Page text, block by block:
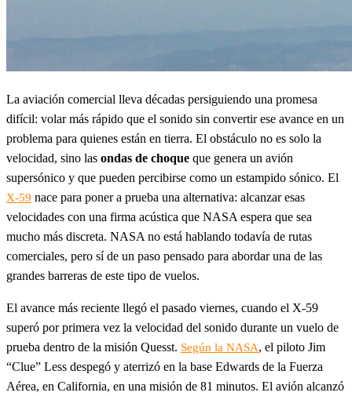
La aviación comercial lleva décadas persiguiendo una promesa
difícil: volar más rápido que el sonido sin convertir ese avance en un
problema para quienes están en tierra. El obstáculo no es solo la
velocidad, sino las ondas de choque que genera un avión
supersónico y que pueden percibirse como un estampido sónico. El
X-59 nace para poner a prueba una alternativa: alcanzar esas
velocidades con una firma acústica que NASA espera que sea
mucho más discreta. NASA no está hablando todavía de rutas
comerciales, pero sí de un paso pensado para abordar una de las
grandes barreras de este tipo de vuelos.
El avance más reciente llegó el pasado viernes, cuando el X-59
superó por primera vez la velocidad del sonido durante un vuelo de
prueba dentro de la misión Quesst. Según la NASA, el piloto Jim
“Clue” Less despegó y aterrizó en la base Edwards de la Fuerza
Aérea, en California, en una misión de 81 minutos. El avión alcanzó